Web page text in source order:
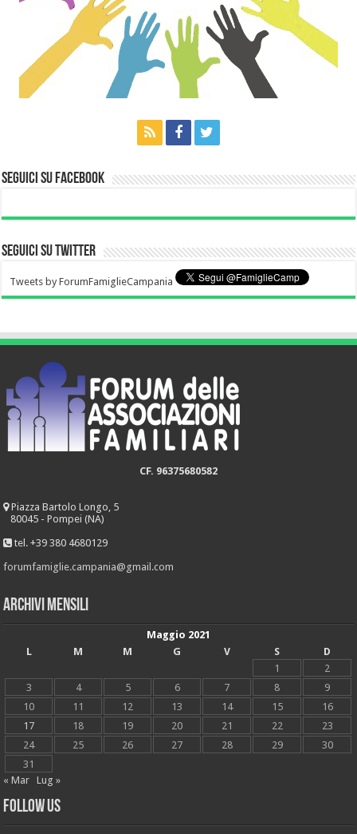
Seguici su Facebook
Seguici su Twitter
Tweets by ForumFamiglieCampania
CF. 96375680582
Piazza Bartolo Longo, 5
80045 - Pompei (NA)
tel. +39 380 4680129
forumfamiglie.campania@gmail.com
Archivi mensili
Maggio 2021
L
M M G V S
D
1
2
3
4 5 6 7 8
9
10
11 12 13 14 15
16
17
18 19 20 21 22
23
24
25 26 27 28 29
30
31
« Mar
Lug »
Follow Us